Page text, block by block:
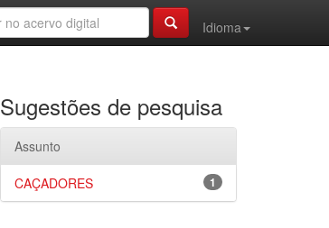
Idioma
Sugestões de pesquisa
Assunto
1
CAÇADORES